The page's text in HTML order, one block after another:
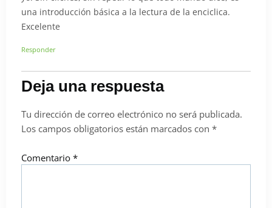
una introducción básica a la lectura de la enciclica.
Excelente
Responder
Deja una respuesta
Tu dirección de correo electrónico no será publicada.
Los campos obligatorios están marcados con *
Comentario *